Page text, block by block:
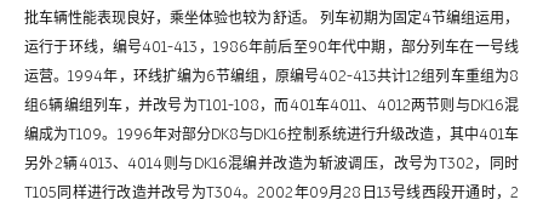
批车辆性能表现良好，乘坐体验也较为舒适。 列车初期为固定4节编组运用，
运行于环线，编号401-413，1986年前后至90年代中期，部分列车在一号线
运营。1994年，环线扩编为6节编组，原编号402-413共计12组列车重组为8
组6辆编组列车，并改号为T101-108，而401车4011、4012两节则与DK16混
编成为T109。1996年对部分DK8与DK16控制系统进行升级改造，其中401车
另外2辆4013、4014则与DK16混编并改造为斩波调压，改号为T302，同时
T105同样进行改造并改号为T304。2002年09月28日13号线西段开通时，2